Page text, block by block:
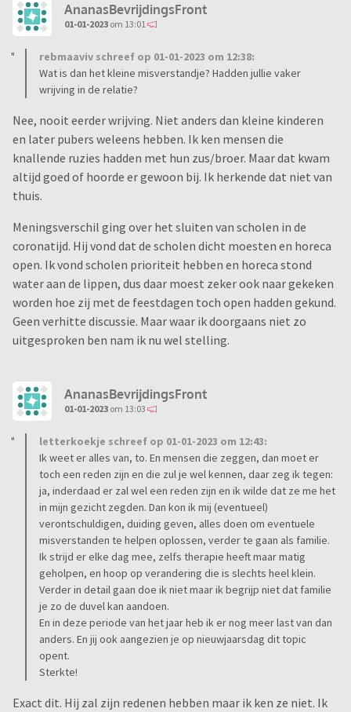
AnanasBevrijdingsFront
01-01-2023 om 13:01
rebmaaviv schreef op 01-01-2023 om 12:38:
Wat is dan het kleine misverstandje? Hadden jullie vaker
wrijving in de relatie?
Nee, nooit eerder wrijving. Niet anders dan kleine kinderen
en later pubers weleens hebben. Ik ken mensen die
knallende ruzies hadden met hun zus/broer. Maar dat kwam
altijd goed of hoorde er gewoon bij. Ik herkende dat niet van
thuis.
Meningsverschil ging over het sluiten van scholen in de
coronatijd. Hij vond dat de scholen dicht moesten en horeca
open. Ik vond scholen prioriteit hebben en horeca stond
water aan de lippen, dus daar moest zeker ook naar gekeken
worden hoe zij met de feestdagen toch open hadden gekund.
Geen verhitte discussie. Maar waar ik doorgaans niet zo
uitgesproken ben nam ik nu wel stelling.
AnanasBevrijdingsFront
01-01-2023 om 13:03
letterkoekje schreef op 01-01-2023 om 12:43:
Ik weet er alles van, to. En mensen die zeggen, dan moet er
toch een reden zijn en die zul je wel kennen, daar zeg ik tegen:
ja, inderdaad er zal wel een reden zijn en ik wilde dat ze me het
in mijn gezicht zegden. Dan kon ik mij (eventueel)
verontschuldigen, duiding geven, alles doen om eventuele
misverstanden te helpen oplossen, verder te gaan als familie.
Ik strijd er elke dag mee, zelfs therapie heeft maar matig
geholpen, en hoop op verandering die is slechts heel klein.
Verder in detail gaan doe ik niet maar ik begrijp niet dat familie
je zo de duvel kan aandoen.
En in deze periode van het jaar heb ik er nog meer last van dan
anders. En jij ook aangezien je op nieuwjaarsdag dit topic
opent.
Sterkte!
Exact dit. Hij zal zijn redenen hebben maar ik ken ze niet. Ik